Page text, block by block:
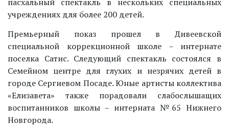
учреждениях для более 200 детей.
Премьерный показ прошел в Дивеевской
специальной коррекционной школе – интернате
поселка Сатис. Следующий спектакль состоялся в
Семейном центре для глухих и незрячих детей в
городе Сергиевом Посаде. Юные артисты коллектива
«Елизавета» также порадовали слабослышащих
воспитанников школы – интерната №65 Нижнего
Новгорода.